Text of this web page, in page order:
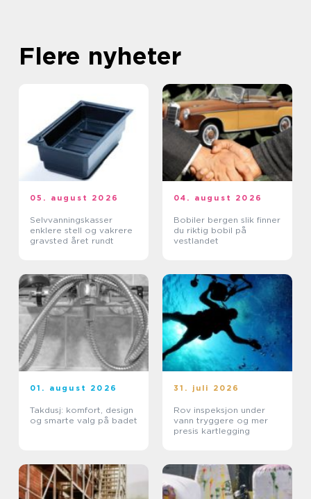
Flere nyheter
05. august 2026
Selvvanningskasser
enklere stell og vakrere
gravsted året rundt
04. august 2026
Bobiler bergen slik finner
du riktig bobil på
vestlandet
01. august 2026
Takdusj: komfort, design
og smarte valg på badet
31. juli 2026
Rov inspeksjon under
vann tryggere og mer
presis kartlegging